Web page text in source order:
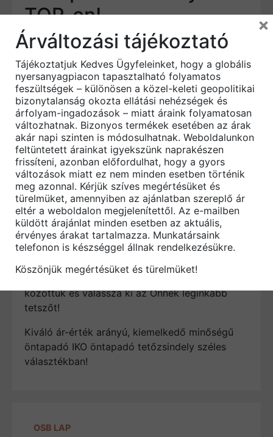
OSB LAP
TOP-on!
Miért is válasszon a hátoldalán öntapadó
zsindely típust? Hátoldala SBS modifikált
bitumenből készült ragasztóval van ellátva, a
rendszerazonos ragasztó biztosítja a
nagymértékű ragadást. A fő vonzereje az
extrém szélállóság, még a 220 km/órás
szélsebességnek is ellenálltak!
Nincs még egy zsindelytípus, amely függőleges
falra rakható lenne. Ha tűzfalát tetővel
harmonizáló zsindellyel szeretné fedni.
Lapos a tető fedésébe kezdett? Akkor a legjobb
helyen jár, hogy megtalálja a tökéletes
megoldást! Igaz, ezek a zsindelyek sem
rakhatóak 15° dőlésszög alatti tetőre, de az
alacsony tetőlejtés vízzárási biztonsága ezekkel
a termékekkel a legnagyobb! Nézzen szét
közöttük és válassza ki az Önnek leginkább
tetszőt!
Kiváló ár-érték arányú, kiemelkedő minőségű
öntapadó IKO öntapadó tetőzsindely széles
választékban!
Árváltozási tájékoztató
Tájékoztatjuk Kedves Ügyfeleinket, hogy a globális
nyersanyagpiacon tapasztalható folyamatos
feszültségek – különösen a közel-keleti geopolitikai
bizonytalanság okozta ellátási nehézségek és
árfolyam-ingadozások – miatt áraink folyamatosan
változhatnak. Bizonyos termékek esetében az árak
akár napi szinten is módosulhatnak. Weboldalunkon
feltüntetett árainkat igyekszünk naprakészen
frissíteni, azonban előfordulhat, hogy a gyors
változások miatt ez nem minden esetben történik
meg azonnal. Kérjük szíves megértésüket és
türelmüket, amennyiben az ajánlatban szereplő ár
eltér a weboldalon megjelenítettől. Az e-mailben
küldött árajánlat minden esetben az aktuális,
érvényes árakat tartalmazza. Munkatársaink
telefonon is készséggel állnak rendelkezésükre.
Köszönjük megértésüket és türelmüket!
×